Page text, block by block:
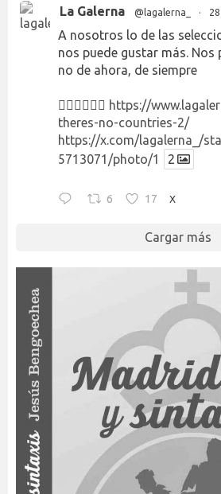
La Galerna @lagalerna_ ·
A nosotros lo de las
nos puede gustar más. Nos
no de ahora, de siempre
👉🏻👉🏻👉🏻 https://
theres-no-countries-2/
https://x.com/lagalerna_/
5713071/photo/1
2
6 17 X
Cargar más